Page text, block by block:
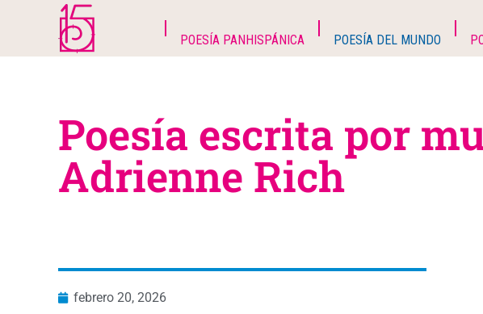
POESÍA PANHISPÁNICA POESÍA DEL MUNDO
Poesía escrita por
Adrienne Rich
febrero 20, 2026